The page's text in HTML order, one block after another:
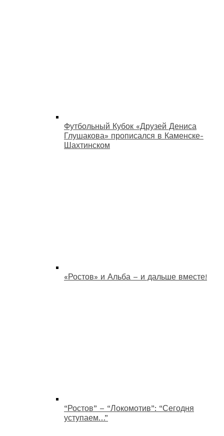
Футбольный Кубок «Друзей Дениса
Глушакова» прописался в Каменске-
Шахтинском
«Ростов» и Альба – и дальше вместе!
“Ростов” – “Локомотив”: “Сегодня
уступаем…”